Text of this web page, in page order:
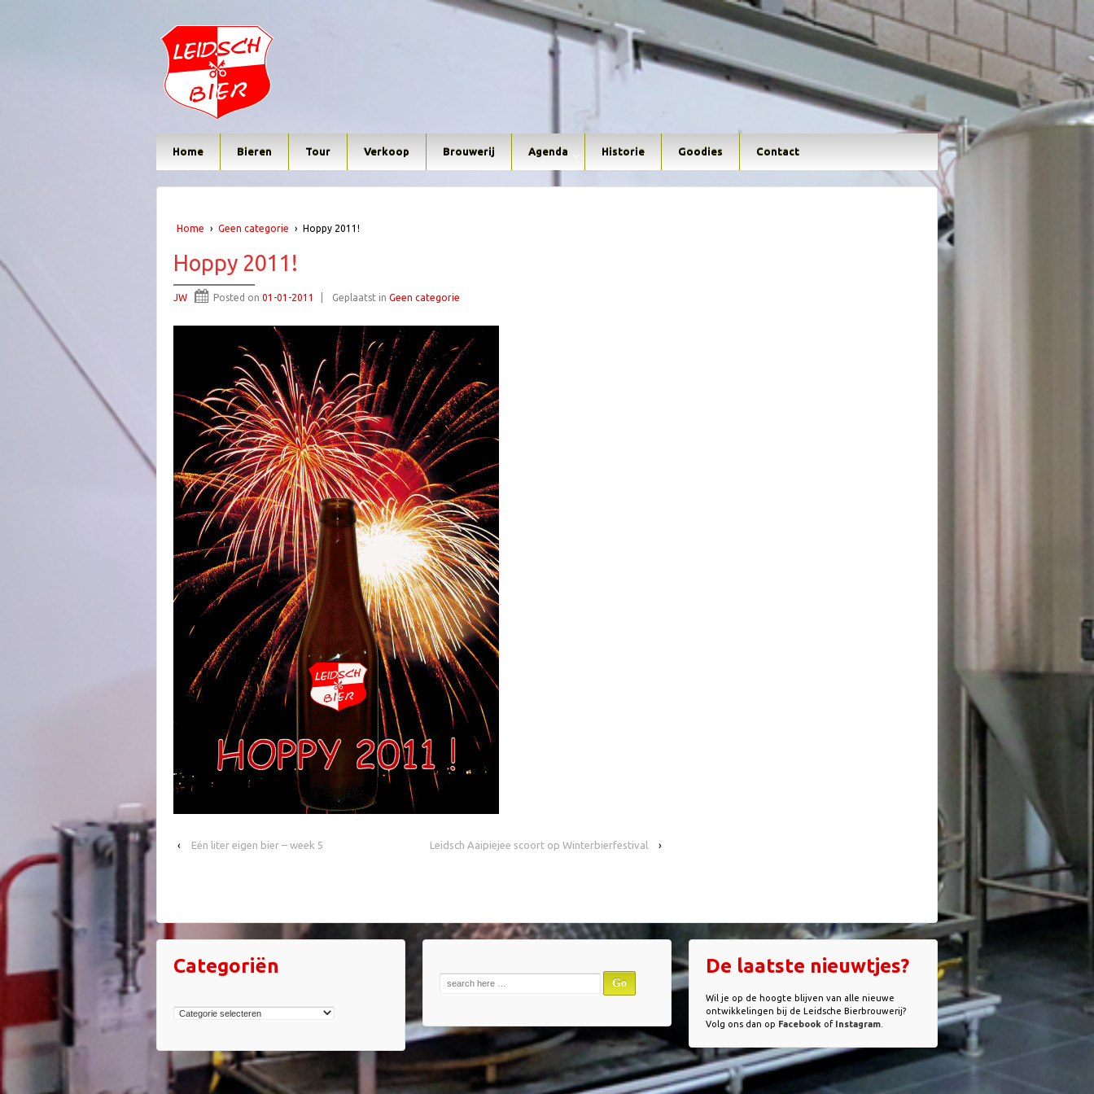
Home Bieren Tour Verkoop Brouwerij Agenda Historie Goodies Contact
Home › Geen categorie › Hoppy 2011!
Hoppy 2011!
JW Posted on 01-01-2011 Geplaatst in Geen categorie
‹ Eén liter eigen bier – week 5 Leidsch Aaipiejee scoort op Winterbierfestival ›
Categoriën
Categoriën
Zoek
naar:
De laatste nieuwtjes?
Wil je op de hoogte blijven van alle nieuwe
ontwikkelingen bij de Leidsche Bierbrouwerij?
Volg ons dan op Facebookof Instagram.